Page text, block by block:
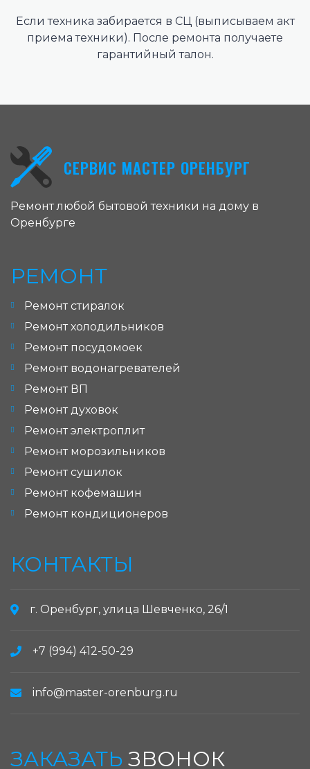
Если техника забирается в СЦ (выписываем акт
приема техники). После ремонта получаете
гарантийный талон.
СЕРВИС МАСТЕР ОРЕНБУРГ
Ремонт любой бытовой техники на дому в
Оренбурге
РЕМОНТ
Ремонт стиралок
Ремонт холодильников
Ремонт посудомоек
Ремонт водонагревателей
Ремонт ВП
Ремонт духовок
Ремонт электроплит
Ремонт морозильников
Ремонт сушилок
Ремонт кофемашин
Ремонт кондиционеров
КОНТАКТЫ
г. Оренбург, улица Шевченко, 26/1
+7 (994) 412-50-29
info@master-orenburg.ru
ЗАКАЗАТЬ ЗВОНОК